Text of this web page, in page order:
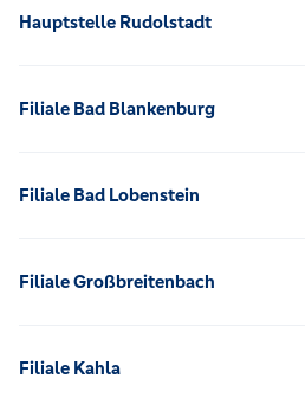
Hauptstelle Rudolstadt
Filiale Bad Blankenburg
Filiale Bad Lobenstein
Filiale Großbreitenbach
Filiale Kahla